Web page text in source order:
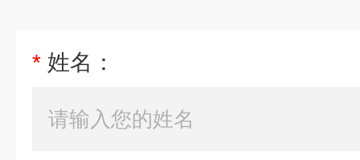
* 姓名：